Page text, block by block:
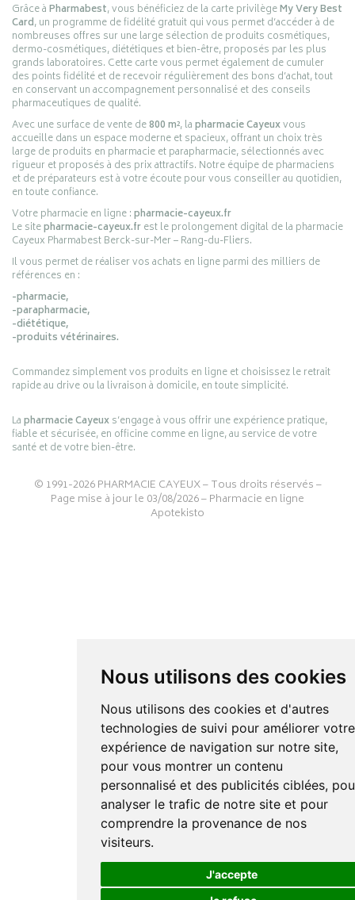
Nous utilisons des cookies
Nous utilisons des cookies et d'autres
technologies de suivi pour améliorer votre
expérience de navigation sur notre site,
pour vous montrer un contenu
personnalisé et des publicités ciblées,
analyser le trafic de notre site et pour
comprendre la provenance de nos
visiteurs.
J'accepte
Grâce àPharmabest, vous bénéficiez de la carte privilègeMy Very Best
Card, un programme de fidélité gratuit qui vous permet d’accéder à de
nombreuses offres sur une large sélection de produits cosmétiques,
dermo-cosmétiques, diététiques et bien-être, proposés par les plus
grands laboratoires. Cette carte vous permet également de cumuler
des points fidélité et de recevoir régulièrement des bons d’achat, tout
en conservant un accompagnement personnalisé et des conseils
pharmaceutiques de qualité.
Avec une surface de vente de800 m², lapharmacie Cayeuxvous
accueille dans un espace moderne et spacieux, offrant un choix très
large de produits en pharmacie et parapharmacie, sélectionnés avec
rigueur et proposés à des prix attractifs. Notre équipe de pharmaciens
et de préparateurs est à votre écoute pour vous conseiller au quotidien,
en toute confiance.
Votre pharmacie en ligne :pharmacie-cayeux.fr
Le sitepharmacie-cayeux.frest le prolongement digital de la pharmacie
Cayeux Pharmabest Berck-sur-Mer – Rang-du-Fliers.
Il vous permet de réaliser vos achats en ligne parmi des milliers de
références en :
-pharmacie,
-parapharmacie,
-diététique,
-produits vétérinaires.
Commandez simplement vos produits en ligne et choisissez le retrait
rapide au drive ou la livraison à domicile, en toute simplicité.
Lapharmacie Cayeuxs’engage à vous offrir une expérience pratique,
fiable et sécurisée, en officine comme en ligne, au service de votre
santé et de votre bien-être.
© 1991-2026PHARMACIE CAYEUX– Tous droits réservés –
Page mise à jour le 03/08/2026 –Pharmacie en ligne
Apotekisto